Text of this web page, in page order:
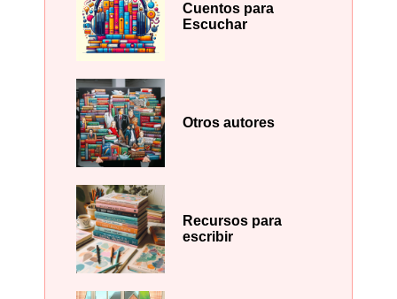
Cuentos para
Escuchar
Otros autores
Recursos para
escribir